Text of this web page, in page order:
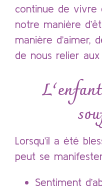
continue de vivre
notre manière
manière d’aimer,
de nous relier aux
Lorsqu’il a été
peut se
Sentiment